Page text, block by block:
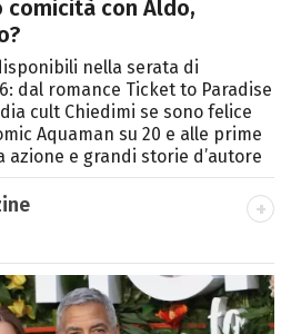
con Aldo,
nella serata di
dal romance Ticket to Paradise
cult Chiedimi se sono felice
Aquaman su 20 e alle prime
azione e grandi storie d’autore
FACEBOOK
è il canale del portale
al mondo della